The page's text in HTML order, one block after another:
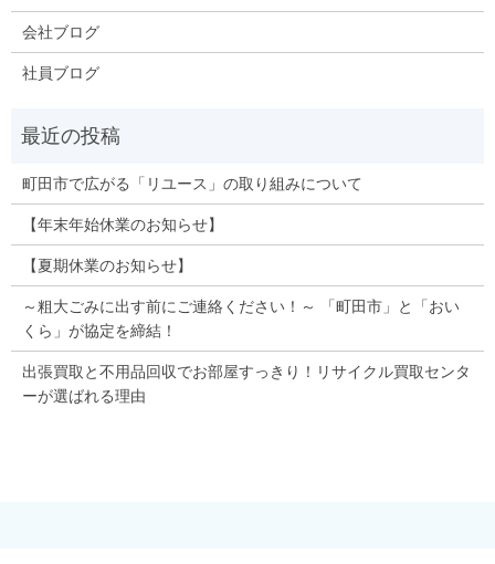
会社ブログ
社員ブログ
町田市で広がる「リユース」の取り組みについて
【年末年始休業のお知らせ】
【夏期休業のお知らせ】
～粗大ごみに出す前にご連絡ください！～ 「町田市」と「おい
くら」が協定を締結！
出張買取と不用品回収でお部屋すっきり！リサイクル買取センタ
ーが選ばれる理由